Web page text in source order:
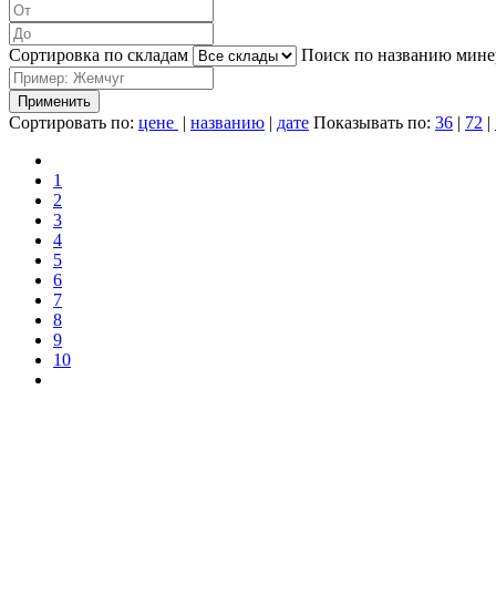
Сортировка по складам Поиск по названию
Применить
Сортировать по: цене | названию | дате Показывать по: 36 | 72 |
1
2
3
4
5
6
7
8
9
10